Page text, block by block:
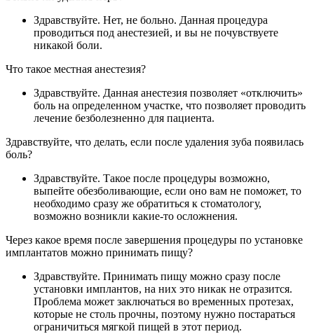
Здравствуйте. Нет, не больно. Данная процедура
проводиться под анестезией, и вы не почувствуете
никакой боли.
Что такое местная анестезия?
Здравствуйте. Данная анестезия позволяет «отключить»
боль на определенном участке, что позволяет проводить
лечение безболезненно для пациента.
Здравствуйте, что делать, если после удаления зуба появилась
боль?
Здравствуйте. Такое после процедуры возможно,
выпейте обезболивающие, если оно вам не поможет, то
необходимо сразу же обратиться к стоматологу,
возможно возникли какие-то осложнения.
Через какое время после завершения процедуры по установке
имплантатов можно принимать пищу?
Здравствуйте. Принимать пищу можно сразу после
установки имплантов, на них это никак не отразится.
Проблема может заключаться во временных протезах,
которые не столь прочны, поэтому нужно постараться
ограничиться мягкой пищей в этот период.